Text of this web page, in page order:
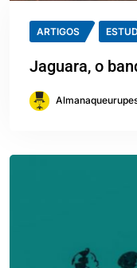
ARTIGOS
Jaguara, o